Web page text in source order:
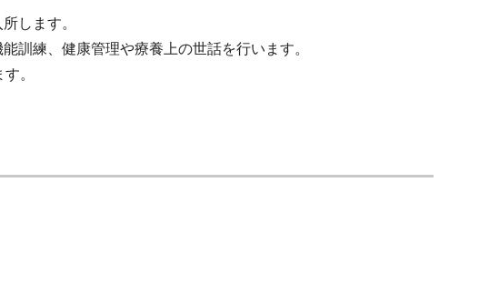
します。
訓練、健康管理や療養上の世話を行います。
。